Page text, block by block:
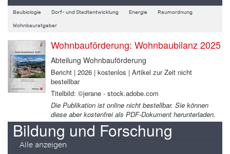
Baubiologie Dorf- und Stadtentwicklung Energie Raumordnung
Wohnbauratgeber
Wohnbauförderung: Wohnbaubilanz 2025
Abteilung Wohnbauförderung
Bericht | 2026 | kostenlos | Artikel zur Zeit nicht
bestellbar
Titelbild: ©jerane - stock.adobe.com
Die Publikation ist online nicht bestellbar. Sie können
diese aber kostenfrei als PDF-Dokument herunterladen.
Bildung und Forschung
Alle anzeigen